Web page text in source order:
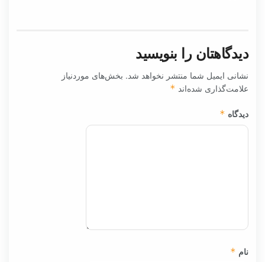
دیدگاهتان را بنویسید
نشانی ایمیل شما منتشر نخواهد شد. بخش‌های موردنیاز
علامت‌گذاری شده‌اند *
دیدگاه *
نام *